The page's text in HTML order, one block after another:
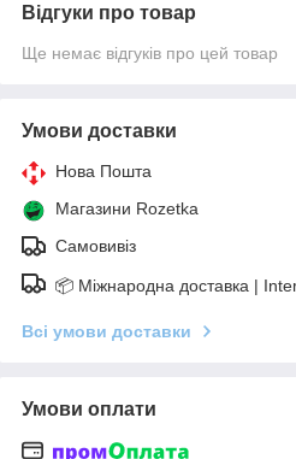
Відгуки про товар
Ще немає відгуків про цей товар
Умови доставки
Нова Пошта
Магазини Rozetka
Самовивіз
📦 Міжнародна доставка |
Всі умови доставки
Умови оплати